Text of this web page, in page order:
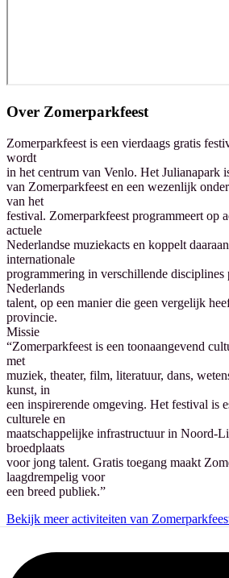
Over Zomerparkfeest
Zomerparkfeest is een vierdaags gratis
wordt
in het centrum van Venlo. Het Julianapark
van Zomerparkfeest en een wezenlijk
van het
festival. Zomerparkfeest programmeert op
actuele
Nederlandse muziekacts en koppelt
internationale
programmering in verschillende disciplines
Nederlands
talent, op een manier die geen vergelijk
provincie.
Missie
“Zomerparkfeest is een toonaangevend
met
muziek, theater, film, literatuur, dans,
kunst, in
een inspirerende omgeving. Het festival is
culturele en
maatschappelijke infrastructuur in Noord-
broedplaats
voor jong talent. Gratis toegang maakt
laagdrempelig voor
een breed publiek.”
Bekijk meer activiteiten van